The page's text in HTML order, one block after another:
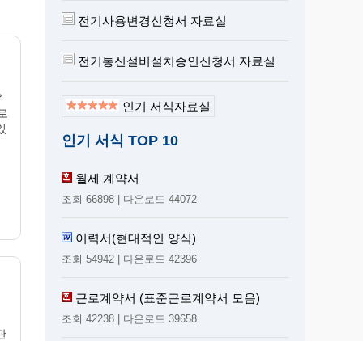
전기사용변경신청서 자료실
전기통신설비설치승인신청서 자료실
인기 서식자료실
인기 서식 TOP 10
월세 계약서
조회 66898 | 다운로드 44072
이력서(현대적인 양식)
조회 54942 | 다운로드 42396
근로계약서 (표준근로계약서 모음)
조회 42238 | 다운로드 39658